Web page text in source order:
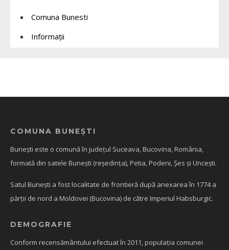
Comuna Bunesti
Informații
COMUNA BUNEȘTI
Bunești este o comună în județul Suceava, Bucovina, România,
formată din satele Bunești (reședința), Petia, Podeni, Șes și Uncești.
Satul Bunești a fost localitate de frontieră după anexarea în 1774 a
părții de nord a Moldovei (Bucovina) de către Imperiul Habsburgic.
DEMOGRAFIE
Conform recensământului efectuat în 2011, populația comunei